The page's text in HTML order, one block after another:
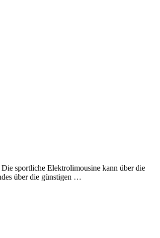
sportliche Elektrolimousine kann über die
über die günstigen …